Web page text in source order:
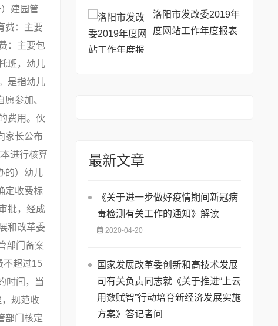
建园管
费：主要
：主要包
班，幼儿
是指幼儿
参加、
费用。伙
家长公布
进行核算
的）幼儿
定收费标
批，经成
和改革委
部门备案
不超过15
时间，当
规范收
部门核定
洛阳市发改委2019年
度网站工作年度报表
最新文章
《关于进一步做好疫情期间新冠病
毒检测有关工作的通知》解读
2020-04-20
国家发展改革委创新和高技术发展
司有关负责同志就《关于推进“上云
用数赋智”行动培育新经济发展实施
方案》答记者问